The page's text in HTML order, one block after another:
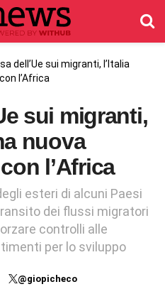
dell’Ue sui migranti, l’Italia
l’Africa
sui migranti,
nuova
l’Africa
esteri di alcuni Paesi
dei flussi migratori
controlli alle
per lo sviluppo
@giopicheco